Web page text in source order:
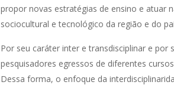
propor novas estratégias de ensino e atuar
sociocultural e tecnológico da região e do
Por seu caráter inter e transdisciplinar e
pesquisadores egressos de diferentes
Dessa forma, o enfoque da